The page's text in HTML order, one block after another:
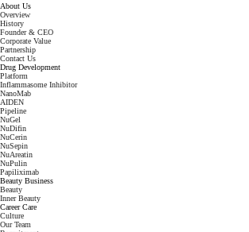
About Us
Overview
History
Founder & CEO
Corporate Value
Partnership
Contact Us
Drug Development
Platform
Inflammasome Inhibitor
NanoMab
AIDEN
Pipeline
NuGel
NuDifin
NuCerin
NuSepin
NuAreatin
NuPulin
Papiliximab
Beauty Business
Beauty
Inner Beauty
Career Care
Culture
Our Team